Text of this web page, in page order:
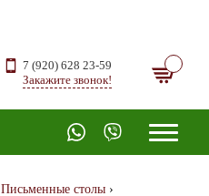
7 (920) 628 23-59
Закажите звонок!
Письменные столы ›